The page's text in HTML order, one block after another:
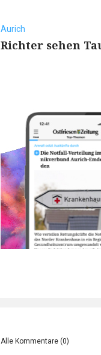
Aurich
Richter sehen
Alle Kommentare (0)